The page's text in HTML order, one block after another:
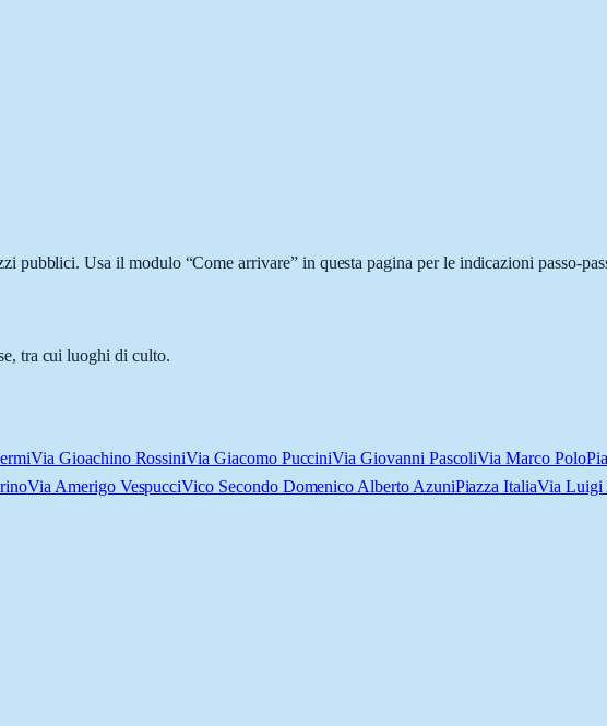
pubblici. Usa il modulo “Come arrivare” in questa pagina per le indicazioni passo-
tra cui luoghi di culto.
Via Gioachino RossiniVia Giacomo PucciniVia Giovanni PascoliVia Marco Polo
Via Amerigo VespucciVico Secondo Domenico Alberto AzuniPiazza ItaliaVia Luigi